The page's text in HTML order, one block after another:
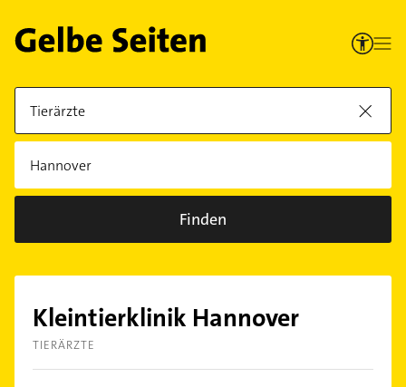
Finden
Kleintierklinik Hannover
TIERÄRZTE